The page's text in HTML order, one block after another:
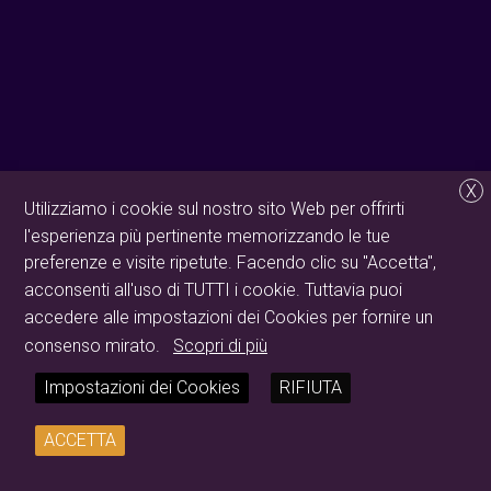
X
Utilizziamo i cookie sul nostro sito Web per offrirti
l'esperienza più pertinente memorizzando le tue
preferenze e visite ripetute. Facendo clic su "Accetta",
acconsenti all'uso di TUTTI i cookie. Tuttavia puoi
accedere alle impostazioni dei Cookies per fornire un
consenso mirato.
Scopri di più
Impostazioni dei Cookies
RIFIUTA
ACCETTA